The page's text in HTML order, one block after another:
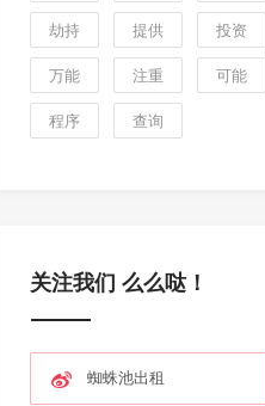
劫持 提供 投资
万能 注重 可能
程序 查询
关注我们 么么哒！
蜘蛛池出租